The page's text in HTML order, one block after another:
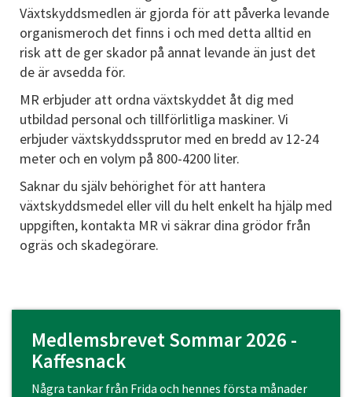
Växtskyddsmedlen är gjorda för att påverka levande
organismeroch det finns i och med detta alltid en
risk att de ger skador på annat levande än just det
de är avsedda för.
MR erbjuder att ordna växtskyddet åt dig med
utbildad personal och tillförlitliga maskiner. Vi
erbjuder växtskyddssprutor med en bredd av 12-24
meter och en volym på 800-4200 liter.
Saknar du själv behörighet för att hantera
växtskyddsmedel eller vill du helt enkelt ha hjälp med
uppgiften, kontakta MR vi säkrar dina grödor från
ogräs och skadegörare.
Medlemsbrevet Sommar 2026 -
Kaffesnack
Några tankar från Frida och hennes första månader